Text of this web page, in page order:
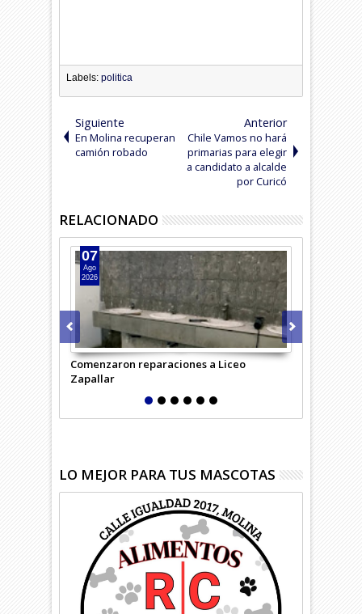
Labels:politica
Siguiente
En Molina recuperan
camión robado
Anterior
Chile Vamos no hará
primarias para elegir
a candidato a alcalde
por Curicó
RELACIONADO
Comenzaron reparaciones a Liceo
Zapallar
07
Ago
2026
LO MEJOR PARA TUS MASCOTAS